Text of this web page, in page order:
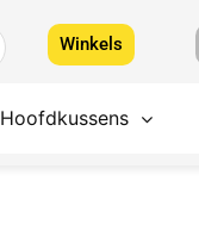
Winkels
Hoofdkussens